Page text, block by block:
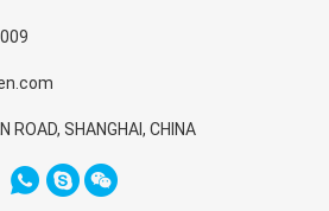
ROAD, SHANGHAI, CHINA